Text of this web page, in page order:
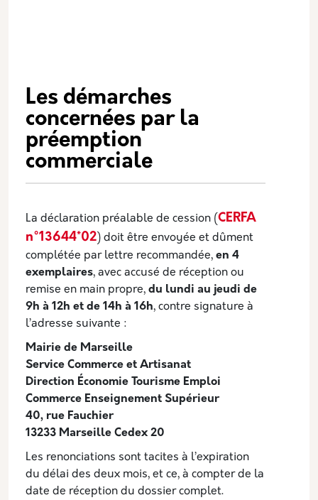
Les démarches
concernées par la
préemption
commerciale
La déclaration préalable de cession (CERFA
n°13644*02) doit être envoyée et dûment
complétée par lettre recommandée, en 4
exemplaires, avec accusé de réception ou
remise en main propre, du lundi au jeudi de
9h à 12h et de 14h à 16h, contre signature à
l’adresse suivante :
Mairie de Marseille
Service Commerce et Artisanat
Direction Économie Tourisme Emploi
Commerce Enseignement Supérieur
40, rue Fauchier
13233 Marseille Cedex 20
Les renonciations sont tacites à l’expiration
du délai des deux mois, et ce, à compter de la
date de réception du dossier complet.